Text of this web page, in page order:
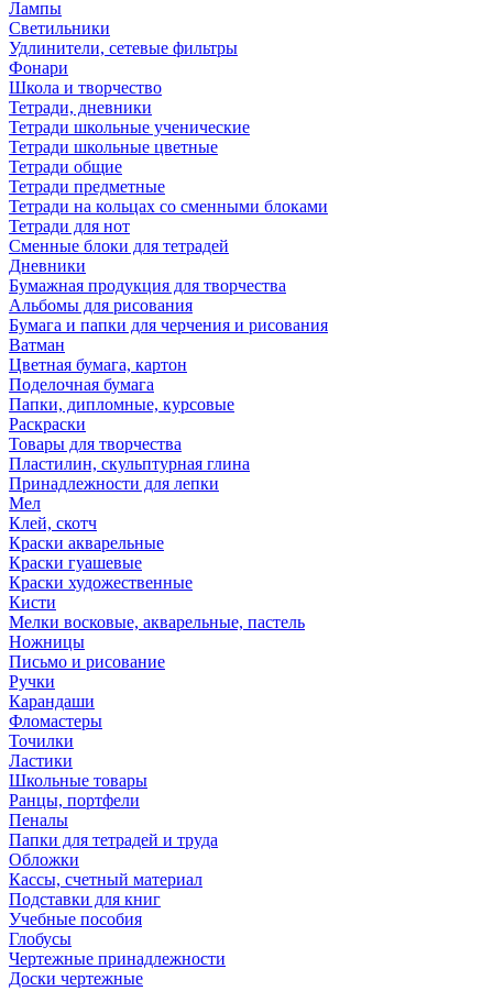
Лампы
Светильники
Удлинители, сетевые фильтры
Фонари
Школа и творчество
Тетради, дневники
Тетради школьные ученические
Тетради школьные цветные
Тетради общие
Тетради предметные
Тетради на кольцах со сменными блоками
Тетради для нот
Сменные блоки для тетрадей
Дневники
Бумажная продукция для творчества
Альбомы для рисования
Бумага и папки для черчения и рисования
Ватман
Цветная бумага, картон
Поделочная бумага
Папки, дипломные, курсовые
Раскраски
Товары для творчества
Пластилин, скульптурная глина
Принадлежности для лепки
Мел
Клей, скотч
Краски акварельные
Краски гуашевые
Краски художественные
Кисти
Мелки восковые, акварельные, пастель
Ножницы
Письмо и рисование
Ручки
Карандаши
Фломастеры
Точилки
Ластики
Школьные товары
Ранцы, портфели
Пеналы
Папки для тетрадей и труда
Обложки
Кассы, счетный материал
Подставки для книг
Учебные пособия
Глобусы
Чертежные принадлежности
Доски чертежные